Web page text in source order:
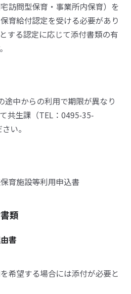
訪問型保育・事業所内保育）を
育給付認定を受ける必要があり
する認定に応じて添付書類の有
途中からの利用で期限が異なり
共生課（TEL：0495-35-
い。
育施設等利用申込書
類
書
希望する場合には添付が必要と